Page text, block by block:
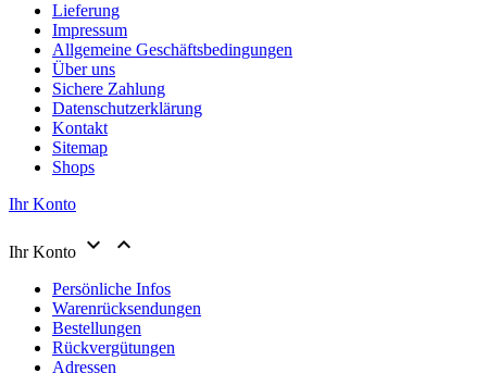
Lieferung
Impressum
Allgemeine Geschäftsbedingungen
Über uns
Sichere Zahlung
Datenschutzerklärung
Kontakt
Sitemap
Shops
Ihr Konto
Ihr Konto  
Persönliche Infos
Warenrücksendungen
Bestellungen
Rückvergütungen
Adressen